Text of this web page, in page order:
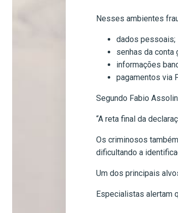
Nesses ambientes
dados pessoais;
senhas da conta
informações
pagamentos via
Segundo Fabio
“A reta final da
Os criminosos
dificultando a
Um dos principais
Especialistas alertam